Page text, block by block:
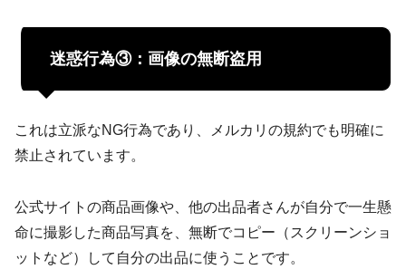
迷惑行為③：画像の無断盗用
これは立派なNG行為であり、メルカリの規約でも明確に
禁止されています。
公式サイトの商品画像や、他の出品者さんが自分で一生懸
命に撮影した商品写真を、無断でコピー（スクリーンショ
ットなど）して自分の出品に使うことです。